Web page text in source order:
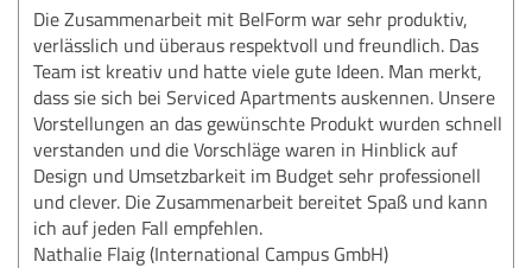
Die Zusammenarbeit mit BelForm war sehr produktiv,
verlässlich und überaus respektvoll und freundlich. Das
Team ist kreativ und hatte viele gute Ideen. Man merkt,
dass sie sich bei Serviced Apartments auskennen. Unsere
Vorstellungen an das gewünschte Produkt wurden schnell
verstanden und die Vorschläge waren in Hinblick auf
Design und Umsetzbarkeit im Budget sehr professionell
und clever. Die Zusammenarbeit bereitet Spaß und kann
ich auf jeden Fall empfehlen.
Nathalie Flaig (International Campus GmbH)